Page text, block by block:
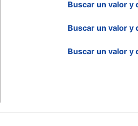
Buscar un valor
Buscar un valor
Buscar un valor